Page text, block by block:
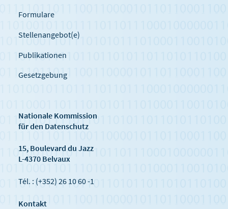
Formulare
Stellenangebot(e)
Publikationen
Gesetzgebung
Nationale Kommission
für den Datenschutz
15, Boulevard du Jazz
L-4370 Belvaux
Tél. : (+352) 26 10 60 -1
Kontakt